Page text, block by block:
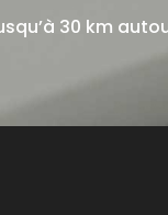
30 km